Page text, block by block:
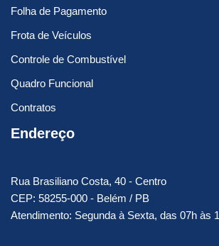
Folha de Pagamento
Frota de Veículos
Controle de Combustível
Quadro Funcional
Contratos
Endereço
Rua Brasiliano Costa, 40 - Centro
CEP: 58255-000 - Belém / PB
Atendimento: Segunda à Sexta, das 07h às